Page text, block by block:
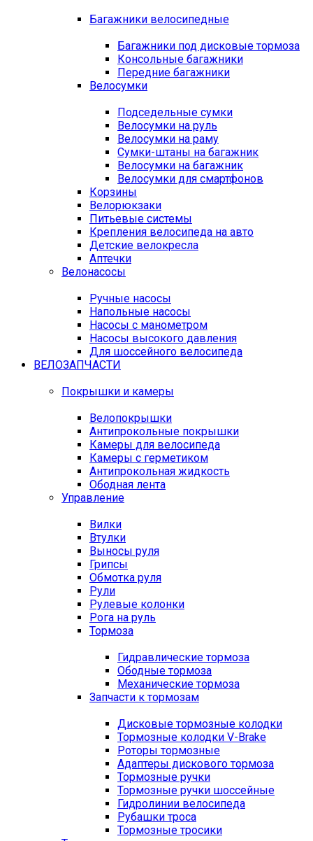
Багажники велосипедные
Багажники под дисковые тормоза
Консольные багажники
Передние багажники
Велосумки
Подседельные сумки
Велосумки на руль
Велосумки на раму
Сумки-штаны на багажник
Велосумки на багажник
Велосумки для смартфонов
Корзины
Велорюкзаки
Питьевые системы
Крепления велосипеда на авто
Детские велокресла
Аптечки
Велонасосы
Ручные насосы
Напольные насосы
Насосы с манометром
Насосы высокого давления
Для шоссейного велосипеда
ВЕЛОЗАПЧАСТИ
Покрышки и камеры
Велопокрышки
Антипрокольные покрышки
Камеры для велосипеда
Камеры с герметиком
Антипрокольная жидкость
Ободная лента
Управление
Вилки
Втулки
Выносы руля
Грипсы
Обмотка руля
Рули
Рулевые колонки
Рога на руль
Тормоза
Гидравлические тормоза
Ободные тормоза
Механические тормоза
Запчасти к тормозам
Дисковые тормозные колодки
Тормозные колодки V-Brake
Роторы тормозные
Адаптеры дискового тормоза
Тормозные ручки
Тормозные ручки шоссейные
Гидролинии велосипеда
Рубашки троса
Тормозные тросики